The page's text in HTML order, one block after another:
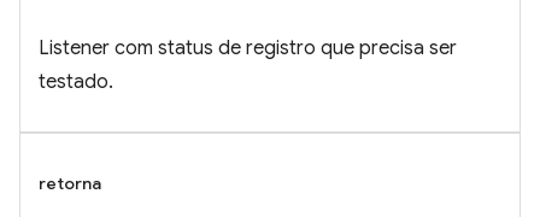
Listener com status de registro que precisa ser
testado.
retorna